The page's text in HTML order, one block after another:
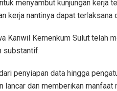
menyambut kunjungan kerja
kerja nantinya dapat terlaksana
Kanwil Kemenkum Sulut telah
substantif.
penyiapan data hingga
lancar dan memberikan